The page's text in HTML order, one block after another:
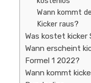
Wann kommt
Kicker raus?
Was kostet
Wann erscheint
Formel 1 2022?
Wann kommt